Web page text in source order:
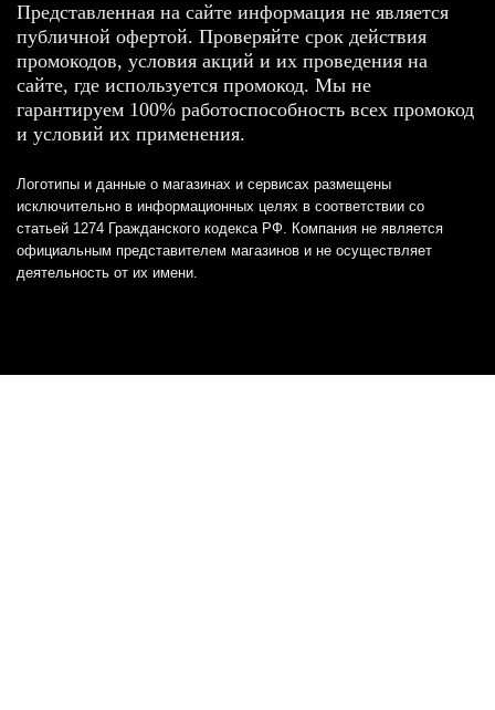
Представленная на сайте информация не является
публичной офертой. Проверяйте срок действия
промокодов, условия акций и их проведения на
сайте, где используется промокод. Мы не
гарантируем 100% работоспособность всех промокод
и условий их применения.
Логотипы и данные о магазинах и сервисах размещены
исключительно в информационных целях в соответствии со
статьей 1274 Гражданского кодекса РФ. Компания не является
официальным представителем магазинов и не осуществляет
деятельность от их имени.